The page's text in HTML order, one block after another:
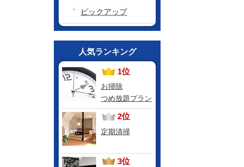
ピックアップ
人気ランキング
1位
お掃除
つめ放題プラン
2位
定期清掃
3位